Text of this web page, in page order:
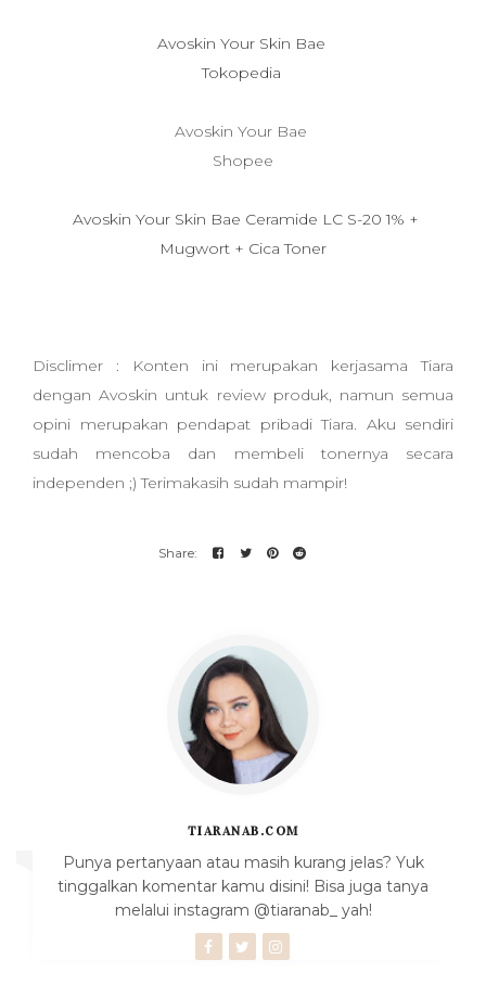
Avoskin Your Skin Bae
Tokopedia
Avoskin Your Bae
Shopee
Avoskin Your Skin Bae Ceramide LC S-20 1% +
Mugwort + Cica Toner
Disclimer : Konten ini merupakan kerjasama Tiara
dengan Avoskin untuk review produk, namun semua
opini merupakan pendapat pribadi Tiara. Aku sendiri
sudah mencoba dan membeli tonernya secara
independen ;) Terimakasih sudah mampir!
TIARANAB.COM
Punya pertanyaan atau masih kurang jelas? Yuk
tinggalkan komentar kamu disini! Bisa juga tanya
melalui instagram @tiaranab_ yah!